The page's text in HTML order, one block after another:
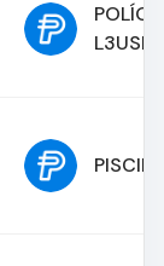
L3USD